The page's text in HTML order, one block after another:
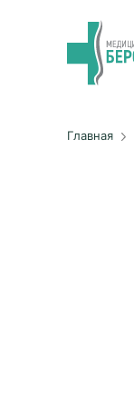
Главная